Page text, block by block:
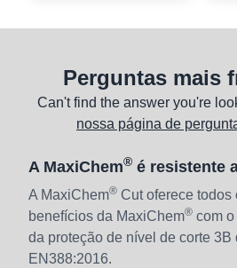
Perguntas mais
Can't find the answer you're
nossa página de
A MaxiChem® é resistente
A MaxiChem® Cut oferece todos
benefícios da MaxiChem® com
da proteção de nível de corte 3B
EN388:2016.